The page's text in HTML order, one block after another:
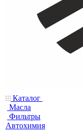
Каталог
Масла
Фильтры
Автохимия